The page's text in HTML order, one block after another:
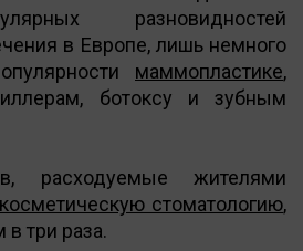
разновидностей
в Европе, лишь немного
маммопластике,
ботоксу и зубным
расходуемые жителями
косметическую стоматологию,
три раза.